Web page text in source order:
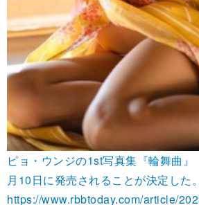
ピョ・ウンジの1st写真集『輪舞曲
月10日に発売されることが決定した。
https://www.rbbtoday.com/article/